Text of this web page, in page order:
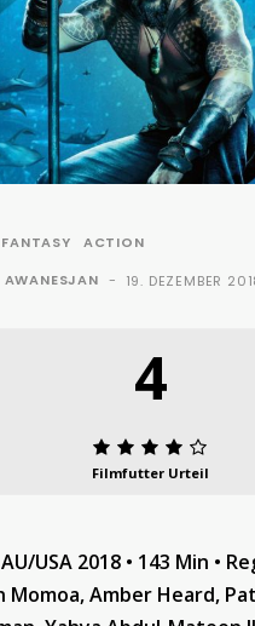
FANTASY
ACTION
AWANESJAN - 19. DEZEMBER
4
Filmfutter Urteil
USA 2018 • 143 Min •
Momoa, Amber Heard,